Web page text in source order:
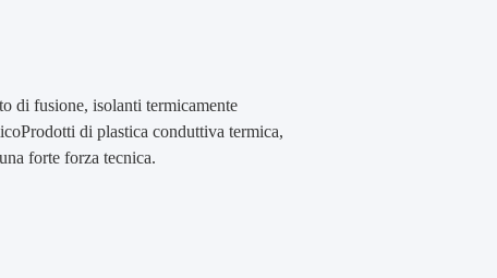
di fusione, isolanti termicamente
di plastica conduttiva termica,
forte forza tecnica.